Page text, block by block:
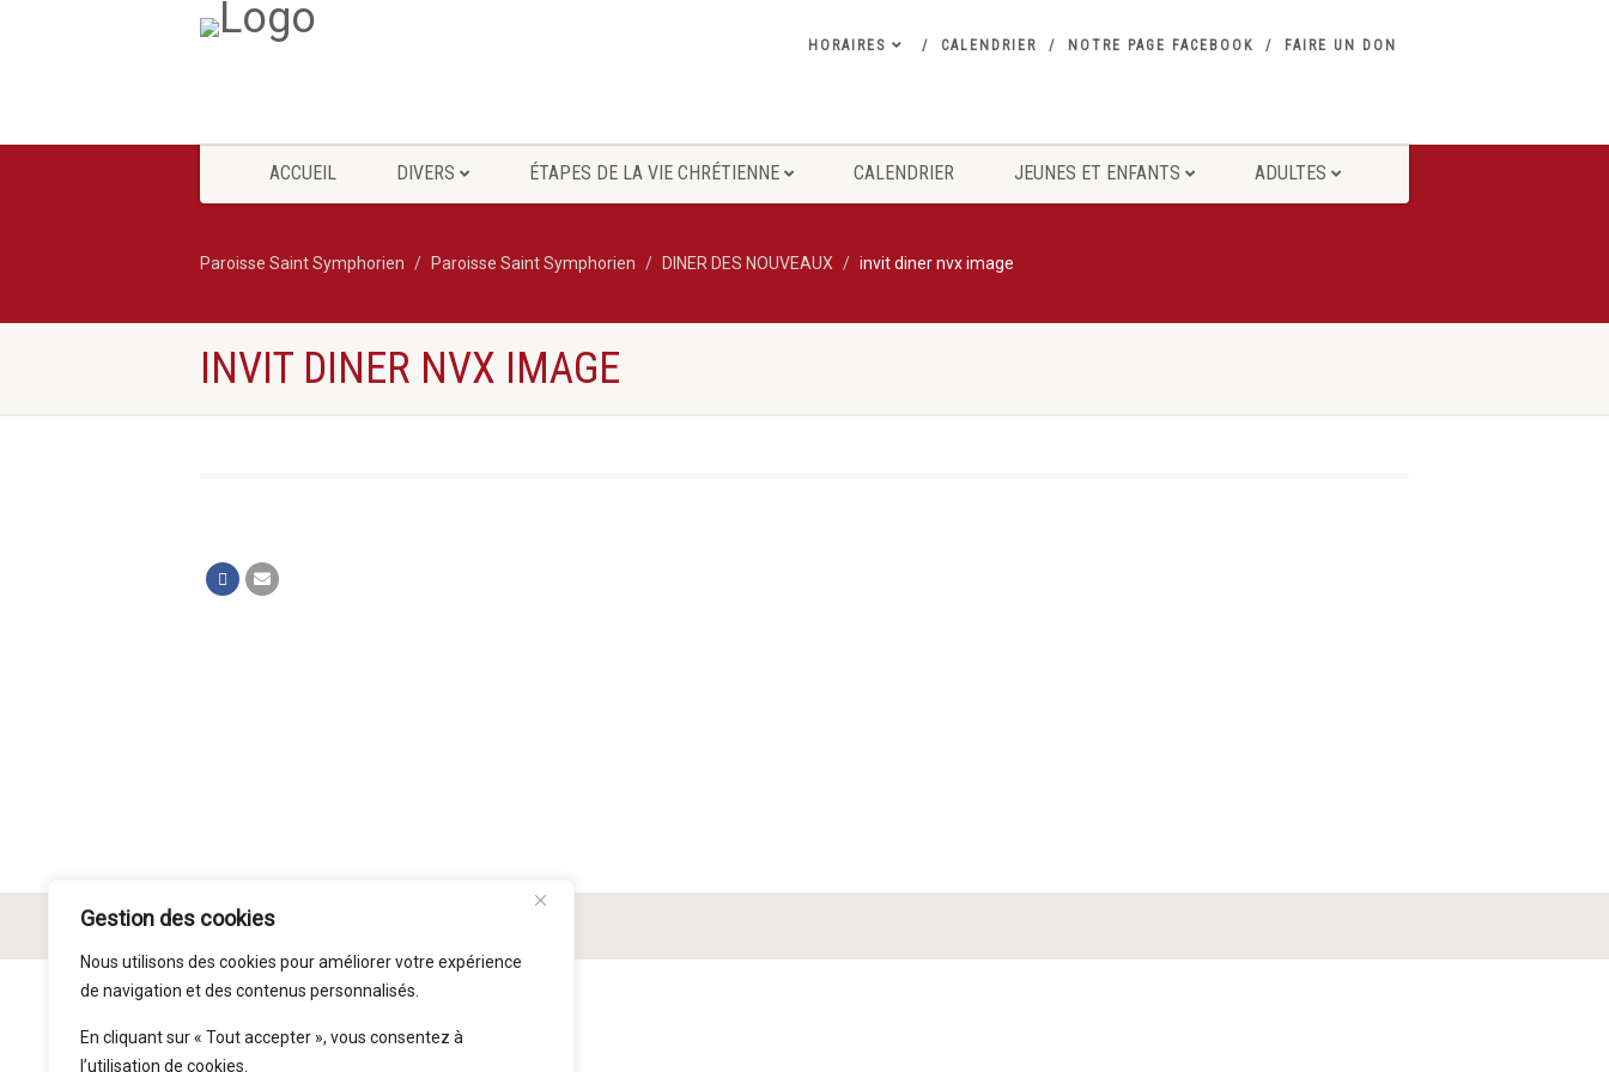
Gestion des cookies
Nous utilisons des cookies pour améliorer votre expérience
de navigation et des contenus personnalisés.
En cliquant sur « Tout accepter », vous consentez à
l’utilisation de cookies.
HORAIRES CALENDRIER NOTRE PAGE FACEBOOK FAIRE UN DON
ACCUEIL DIVERS ÉTAPES DE LA VIE CHRÉTIENNE CALENDRIER JEUNES ET ENFANTS ADULTES
Paroisse Saint Symphorien Paroisse Saint Symphorien DINER DES NOUVEAUX invit diner nvx image
INVIT DINER NVX IMAGE
© Paroisse Saint Symphorien 2015 - 2026